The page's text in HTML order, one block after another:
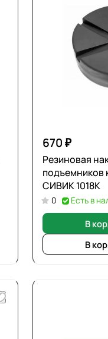
670 ₽
Резиновая
подъемников
СИВИК 1018К
0 Есть в
В
В